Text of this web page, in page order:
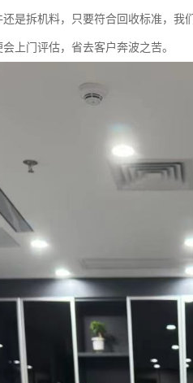
是拆机料，只要符合回收标准，
上门评估，省去客户奔波之苦。